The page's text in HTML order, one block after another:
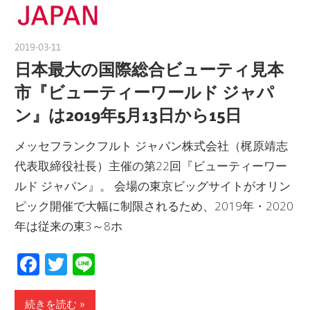
2019-03-11
日本最大の国際総合ビューティ見本
市『ビューティーワールド ジャパ
ン』は2019年5月13日から15日
メッセフランクフルト ジャパン株式会社（梶原靖志
代表取締役社長）主催の第22回『ビューティーワー
ルド ジャパン』。 会場の東京ビッグサイトがオリン
ピック開催で大幅に制限されるため、2019年・2020
年は従来の東3～8ホ
Facebook
Twitter
続きを読む